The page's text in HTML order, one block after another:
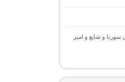
و شایع و امیر